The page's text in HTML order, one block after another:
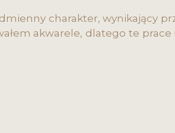
charakter, wynikający
akwarele, dlatego te